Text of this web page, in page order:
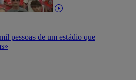
pessoas de um estádio que